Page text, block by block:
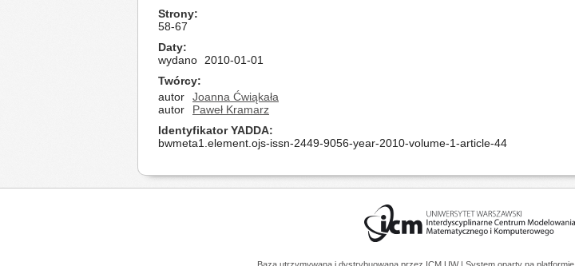
Strony
58-67
Daty
wydano
2010-01-01
Twórcy
autor
Joanna Ćwiąkała
autor
Paweł Kramarz
Identyfikator YADDA
bwmeta1.element.ojs-issn-2449-9056-year-2010-volume-1-article-44